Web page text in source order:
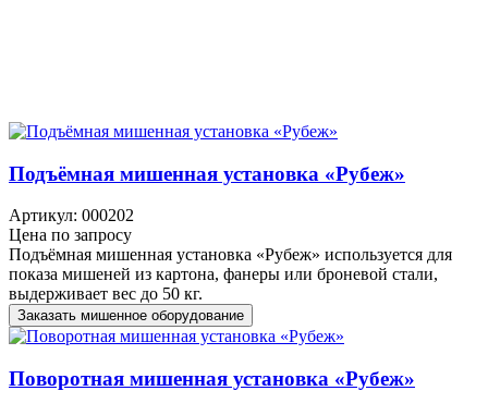
Подъёмная мишенная установка «Рубеж»
Артикул: 000202
Цена по запросу
Подъёмная мишенная установка «Рубеж» используется для
показа мишеней из картона, фанеры или броневой стали,
выдерживает вес до 50 кг.
Заказать мишенное оборудование
Поворотная мишенная установка «Рубеж»